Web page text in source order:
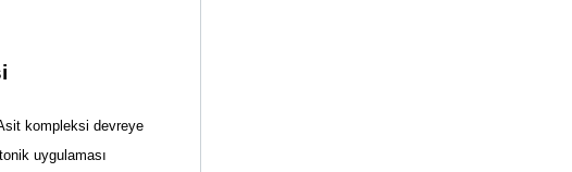
kompleksi devreye
uygulaması